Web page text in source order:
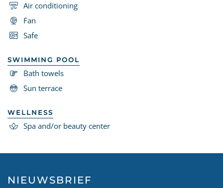
Air conditioning
Fan
Safe
SWIMMING POOL
Bath towels
Sun terrace
WELLNESS
Spa and/or beauty center
NIEUWSBRIEF